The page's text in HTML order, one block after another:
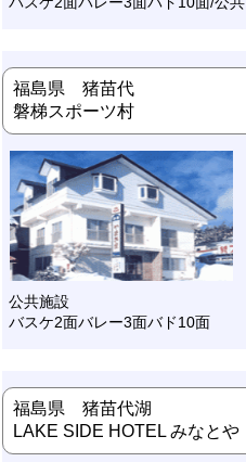
福島県 猪苗代
磐梯スポーツ村
公共施設
バスケ2面バレー3面バド10面
福島県 猪苗代湖
LAKE SIDE HOTEL みなとや